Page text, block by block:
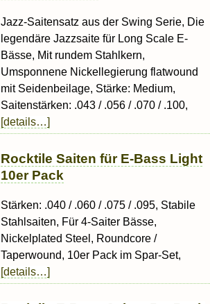
Jazz-Saitensatz aus der Swing Serie, Die
legendäre Jazzsaite für Long Scale E-
Bässe, Mit rundem Stahlkern,
Umsponnene Nickellegierung flatwound
mit Seidenbeilage, Stärke: Medium,
Saitenstärken: .043 / .056 / .070 / .100,
[details…]
Rocktile Saiten für E-Bass Light
10er Pack
Stärken: .040 / .060 / .075 / .095, Stabile
Stahlsaiten, Für 4-Saiter Bässe,
Nickelplated Steel, Roundcore /
Taperwound, 10er Pack im Spar-Set,
[details…]